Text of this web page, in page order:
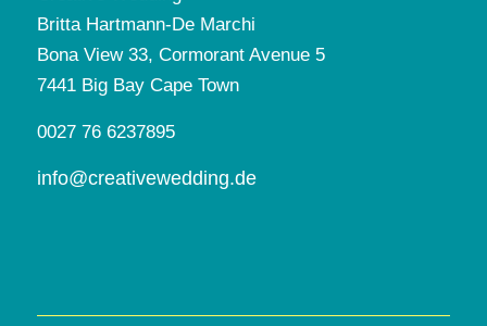
Britta Hartmann-De Marchi
Bona View 33, Cormorant Avenue 5
7441 Big Bay Cape Town
0027 76 6237895
info@creativewedding.de